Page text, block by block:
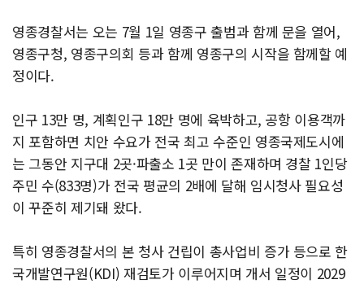
영종경찰서는 오는 7월 1일 영종구 출범과 함께 문을 열어,
영종구청, 영종구의회 등과 함께 영종구의 시작을 함께할 예
정이다.
인구 13만 명, 계획인구 18만 명에 육박하고, 공항 이용객까
지 포함하면 치안 수요가 전국 최고 수준인 영종국제도시에
는 그동안 지구대 2곳·파출소 1곳 만이 존재하며 경찰 1인당
주민 수(833명)가 전국 평균의 2배에 달해 임시청사 필요성
이 꾸준히 제기돼 왔다.
특히 영종경찰서의 본 청사 건립이 총사업비 증가 등으로 한
국개발연구원(KDI) 재검토가 이루어지며 개서 일정이 2029